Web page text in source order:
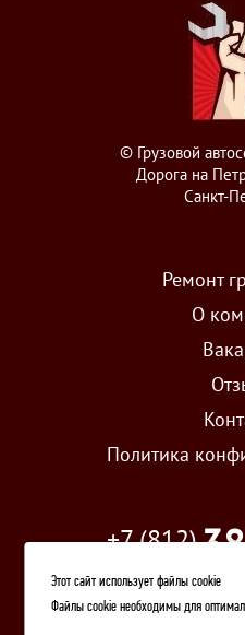
© Грузовой
Дорога на
Санкт-
Ремонт
О
Политика
+7 (812)
Этот сайт использует файлы cookie
Файлы cookie необходимы для